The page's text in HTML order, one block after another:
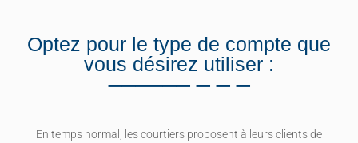
Optez pour le type de compte que
vous désirez utiliser :
En temps normal, les courtiers proposent à leurs clients de